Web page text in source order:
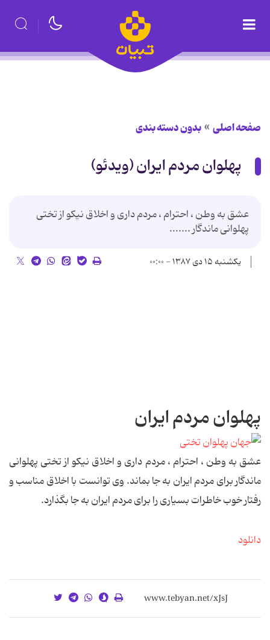
صفحه اصلی بدون دسته بندی
پهلوان مردم ایران (ویدئو)
عشق به وطن ، احترام ، مردم داری و اخلاق نیکو از تختی
پهلوانی ماندگار .......
یکشنبه ۱۵ دی ۱۳۸۷ - ۰۰:۰۰
پهلوان مردم ایران
عشق به وطن ، احترام ، مردم داری و اخلاق نیکو از تختی پهلوانی
ماندگار برای مردم ایران به جا بماند. وی توانست با اخلاق مناسب و
رفتار خوب خاطرات بسیاری را برای مردم ایران به جا بگذارد.
دانلود